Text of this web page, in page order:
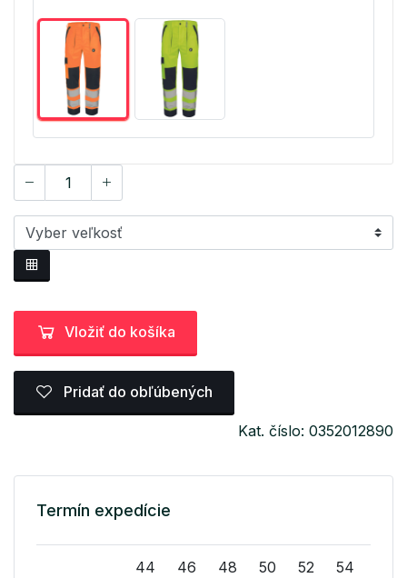
Vložiť do košíka
Pridať do obľúbených
Kat. číslo: 0352012890
Termín expedície
44 46 48 50 52 54